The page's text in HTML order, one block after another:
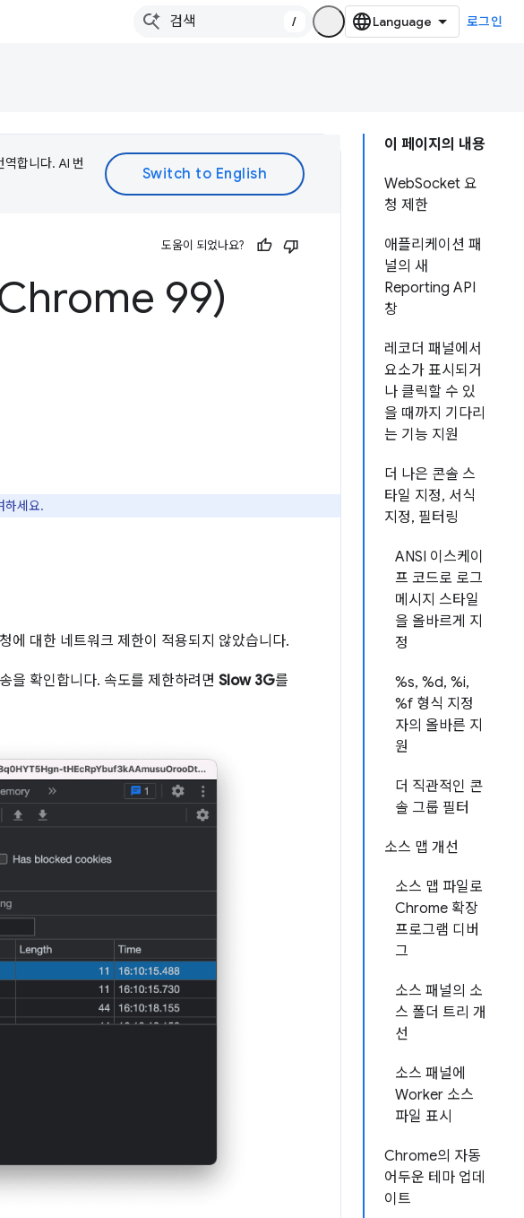
/ 로그인
이 페이지의 내용
WebSocket 요
청 제한
애플리케이션 패
널의 새
Reporting API
창
레코더 패널에서
요소가 표시되거
나 클릭할 수 있
을 때까지 기다리
는 기능 지원
더 나은 콘솔 스
타일 지정, 서식
지정, 필터링
ANSI 이스케이
프 코드로 로그
메시지 스타일
을 올바르게 지
정
%s, %d, %i,
%f 형식 지정
자의 올바른 지
원
더 직관적인 콘
솔 그룹 필터
소스 맵 개선
소스 맵 파일로
Chrome 확장
프로그램 디버
그
소스 패널의 소
스 폴더 트리 개
선
소스 패널에
Worker 소스
파일 표시
Chrome의 자동
어두운 테마 업데
이트
합니다. AI 번
도움이 되었나요?
99)
하세요.
에 대한 네트워크 제한이 적용되지 않았습니다.
을 확인합니다. 속도를 제한하려면 Slow 3G를